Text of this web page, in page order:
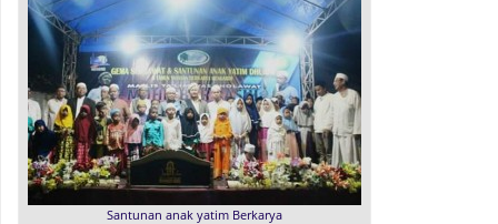
Santunan anak yatim Berkarya